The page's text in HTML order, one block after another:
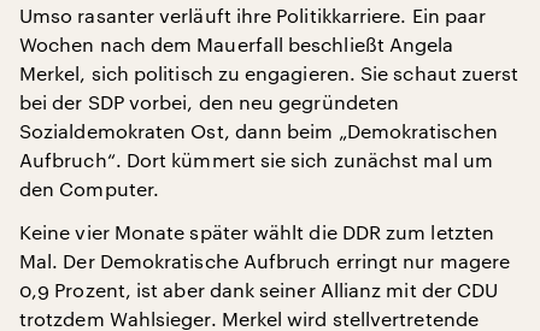
Umso rasanter verläuft ihre Politikkarriere. Ein paar
Wochen nach dem Mauerfall beschließt Angela
Merkel, sich politisch zu engagieren. Sie schaut zuerst
bei der SDP vorbei, den neu gegründeten
Sozialdemokraten Ost, dann beim „Demokratischen
Aufbruch“. Dort kümmert sie sich zunächst mal um
den Computer.
Keine vier Monate später wählt die DDR zum letzten
Mal. Der Demokratische Aufbruch erringt nur magere
0,9 Prozent, ist aber dank seiner Allianz mit der CDU
trotzdem Wahlsieger. Merkel wird stellvertretende